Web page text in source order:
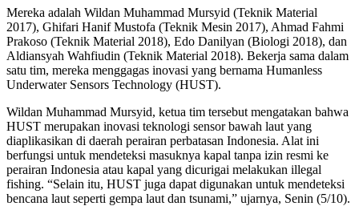
Mereka adalah Wildan Muhammad Mursyid (Teknik Material
2017), Ghifari Hanif Mustofa (Teknik Mesin 2017), Ahmad Fahmi
Prakoso (Teknik Material 2018), Edo Danilyan (Biologi 2018), dan
Aldiansyah Wahfiudin (Teknik Material 2018). Bekerja sama dalam
satu tim, mereka menggagas inovasi yang bernama Humanless
Underwater Sensors Technology (HUST).
Wildan Muhammad Mursyid, ketua tim tersebut mengatakan bahwa
HUST merupakan inovasi teknologi sensor bawah laut yang
diaplikasikan di daerah perairan perbatasan Indonesia. Alat ini
berfungsi untuk mendeteksi masuknya kapal tanpa izin resmi ke
perairan Indonesia atau kapal yang dicurigai melakukan illegal
fishing. “Selain itu, HUST juga dapat digunakan untuk mendeteksi
bencana laut seperti gempa laut dan tsunami,” ujarnya, Senin (5/10).